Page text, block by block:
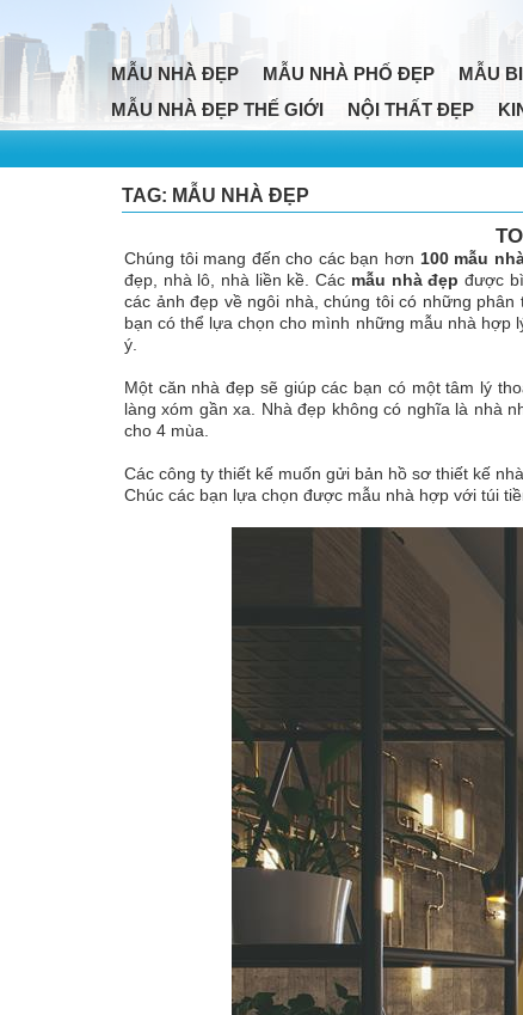
MẪU NHÀ ĐẸP MẪU NHÀ PHỐ ĐẸP MẪU
MẪU NHÀ ĐẸP THẾ GIỚI
NỘI THẤT ĐẸP
TAG: MẪU NHÀ ĐẸP
Chúng tôi mang đến cho các bạn hơn 100 mẫu
đẹp, nhà lô, nhà liền kề. Các mẫu nhà đẹp được
các ảnh đẹp về ngôi nhà, chúng tôi có những
bạn có thể lựa chọn cho mình những mẫu nhà
ý.
Một căn nhà đẹp sẽ giúp các bạn có một tâm lý
làng xóm gần xa. Nhà đẹp không có nghĩa là nhà
cho 4 mùa.
Các công ty thiết kế muốn gửi bản hồ sơ thiết kế
Chúc các bạn lựa chọn được mẫu nhà hợp với túi